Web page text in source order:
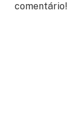
comentário!